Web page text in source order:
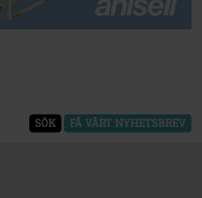
SÖK FÅ VÅRT NYHETSBREV